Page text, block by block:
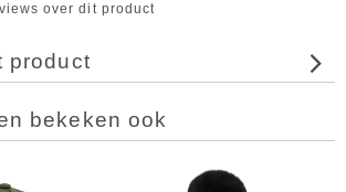
over dit product
product
bekeken ook